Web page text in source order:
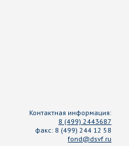
Контактная информация:
8 (499) 2443687
факс: 8 (499) 244 12 58
fond@dsvf.ru